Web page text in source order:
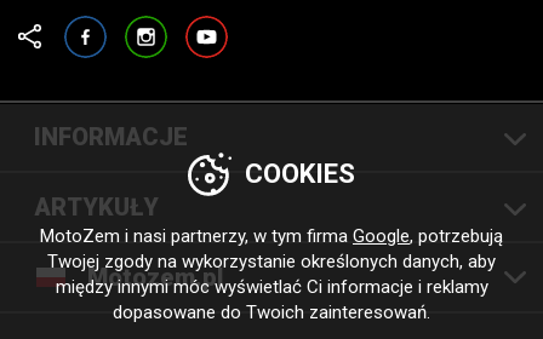
FacebookInstagramYouTube
INFORMACJE
ARTYKUŁY
Motozem.pl
COOKIES
MotoZem i nasi partnerzy, w tym firma Google, potrzebują
Twojej zgody na wykorzystanie określonych danych, aby
między innymi móc wyświetlać Ci informacje i reklamy
dopasowane do Twoich zainteresowań.